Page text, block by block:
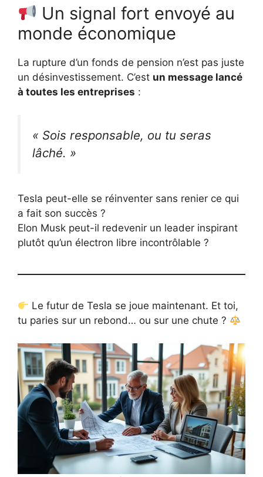
Un signal fort envoyé au
monde économique
La rupture d’un fonds de pension n’est pas juste
un désinvestissement. C’est un message lancé
à toutes les entreprises :
« Sois responsable, ou tu seras
lâché. »
Tesla peut-elle se réinventer sans renier ce qui
a fait son succès ?
Elon Musk peut-il redevenir un leader inspirant
plutôt qu’un électron libre incontrôlable ?
Le futur de Tesla se joue maintenant. Et toi,
tu paries sur un rebond… ou sur une chute ?